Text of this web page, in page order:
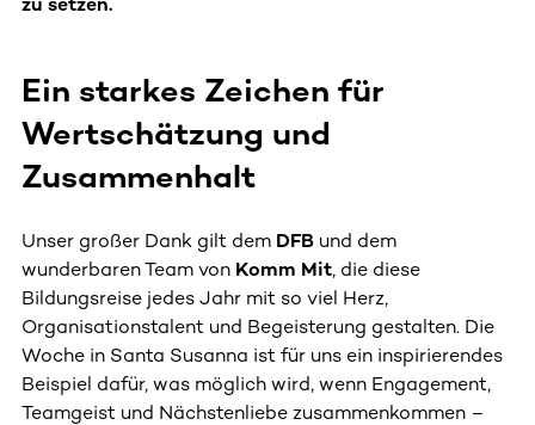
Ein starkes Zeichen für
Wertschätzung und
Zusammenhalt
Unser großer Dank gilt dem DFB und dem
wunderbaren Team von Komm Mit, die diese
Bildungsreise jedes Jahr mit so viel Herz,
Organisationstalent und Begeisterung gestalten. Die
Woche in Santa Susanna ist für uns ein inspirierendes
Beispiel dafür, was möglich wird, wenn Engagement,
Teamgeist und Nächstenliebe zusammenkommen –